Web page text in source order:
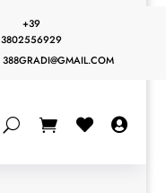
+39
3802556929
388GRADI@GMAIL.COM
 